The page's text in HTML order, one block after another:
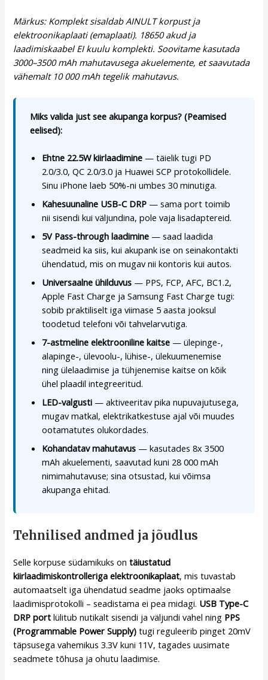
Märkus: Komplekt sisaldab AINULT korpust ja
elektroonikaplaati (emaplaati). 18650 akud ja
laadimiskaabel EI kuulu komplekti. Soovitame kasutada
3000–3500 mAh mahutavusega akuelemente, et saavutada
vähemalt 10 000 mAh tegelik mahutavus.
Miks valida just see akupanga korpus? (Peamised
eelised):
Ehtne 22.5W kiirlaadimine — täielik tugi PD
2.0/3.0, QC 2.0/3.0 ja Huawei SCP protokollidele.
Sinu iPhone laeb 50%-ni umbes 30 minutiga.
Kahesuunaline USB-C DRP — sama port toimib
nii sisendi kui väljundina, pole vaja lisadaptereid.
5V Pass-through laadimine — saad laadida
seadmeid ka siis, kui akupank ise on seinakontakti
ühendatud, mis on mugav nii kontoris kui autos.
Universaalne ühilduvus — PPS, FCP, AFC, BC1.2,
Apple Fast Charge ja Samsung Fast Charge tugi:
sobib praktiliselt iga viimase 5 aasta jooksul
toodetud telefoni või tahvelarvutiga.
7-astmeline elektrooniline kaitse — ülepinge-,
alapinge-, ülevoolu-, lühise-, ülekuumenemise
ning ülelaadimise ja tühjenemise kaitse on kõik
ühel plaadil integreeritud.
LED-valgusti — aktiveeritav pika nupuvajutusega,
mugav matkal, elektrikatkestuse ajal või muudes
ootamatutes olukordades.
Kohandatav mahutavus — kasutades 8x 3500
mAh akuelementi, saavutad kuni 28 000 mAh
nimimahutavuse; sina otsustad, kui võimsa
akupanga ehitad.
Tehnilised andmed ja jõudlus
Selle korpuse südamikuks ontäiustatud
kiirlaadimiskontrolleriga elektroonikaplaat, mis tuvastab
automaatselt iga ühendatud seadme jaoks optimaalse
laadimisprotokolli – seadistama ei pea midagi. USB Type-C
DRP port lülitub nutikalt sisendi ja väljundi vahel ning PPS
(Programmable Power Supply) tugi reguleerib pinget 20mV
täpsusega vahemikus 3.3V kuni 11V, tagades uusimate
seadmete tõhusa ja ohutu laadimise.